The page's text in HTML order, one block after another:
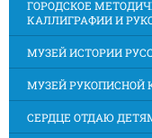
ГОРОДСКОЕ
КАЛЛИГРАФИИ И
МУЗЕЙ ИСТОРИИ
МУЗЕЙ РУКОПИСНОЙ
СЕРДЦЕ ОТДАЮ